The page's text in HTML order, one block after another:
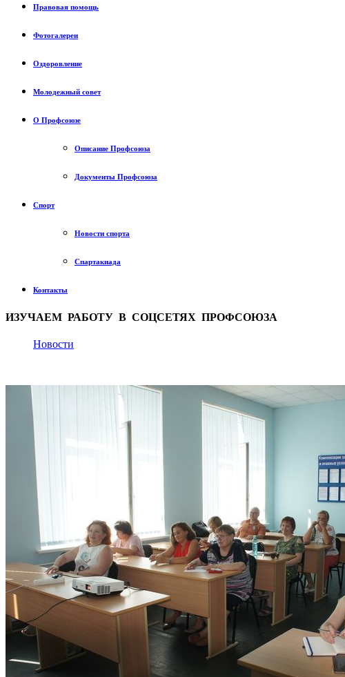
Правовая помощь
Фотогалереи
Оздоровление
Молодежный совет
О Профсоюзе
Описание Профсоюза
Документы Профсоюза
Спорт
Новости спорта
Спартакиада
Контакты
ИЗУЧАЕМ РАБОТУ В СОЦСЕТЯХ ПРОФСОЮЗА
Новости